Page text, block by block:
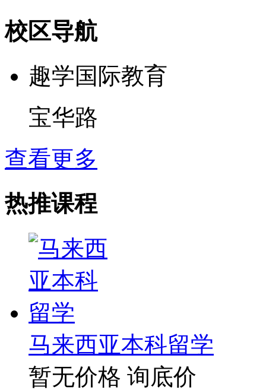
校区导航
趣学国际教育
宝华路
查看更多
热推课程
马来西亚本科留学
暂无价格 询底价